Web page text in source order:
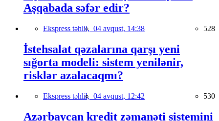
Aşqabada səfər edir?
Ekspress təhlil, 04 avqust, 14:38 528
İstehsalat qəzalarına qarşı yeni
sığorta modeli: sistem yenilənir,
risklər azalacaqmı?
Ekspress təhlil, 04 avqust, 12:42 530
Azərbaycan kredit zəmanəti sistemini